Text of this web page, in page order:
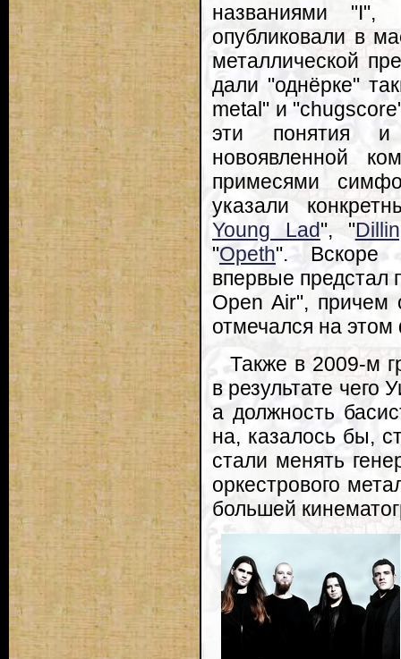
названиями
опубликовали в
металлической
дали "однёрке"
metal" и
эти понятия и
новоявленной
примесями
указали
Young Lad", "
"Opeth". Вскоре
впервые предстал
Open Air", причем
отмечался на
Также в 2009-м
в результате чего
а должность
на, казалось бы,
стали менять
оркестрового
большей